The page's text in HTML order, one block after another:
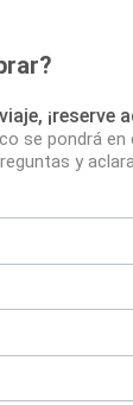
¡reserve
se pondrá
y